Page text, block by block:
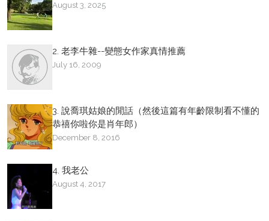
August 3, 2025
2. 老李牛雜--變態女作家真情推薦
July 16, 2009
3. 說喬琪姑娘的閒話（然後這篇有年齡限制看不懂的
恭禧你啦你是肖年郎）
December 8, 2016
4. 我老公
August 4, 2017